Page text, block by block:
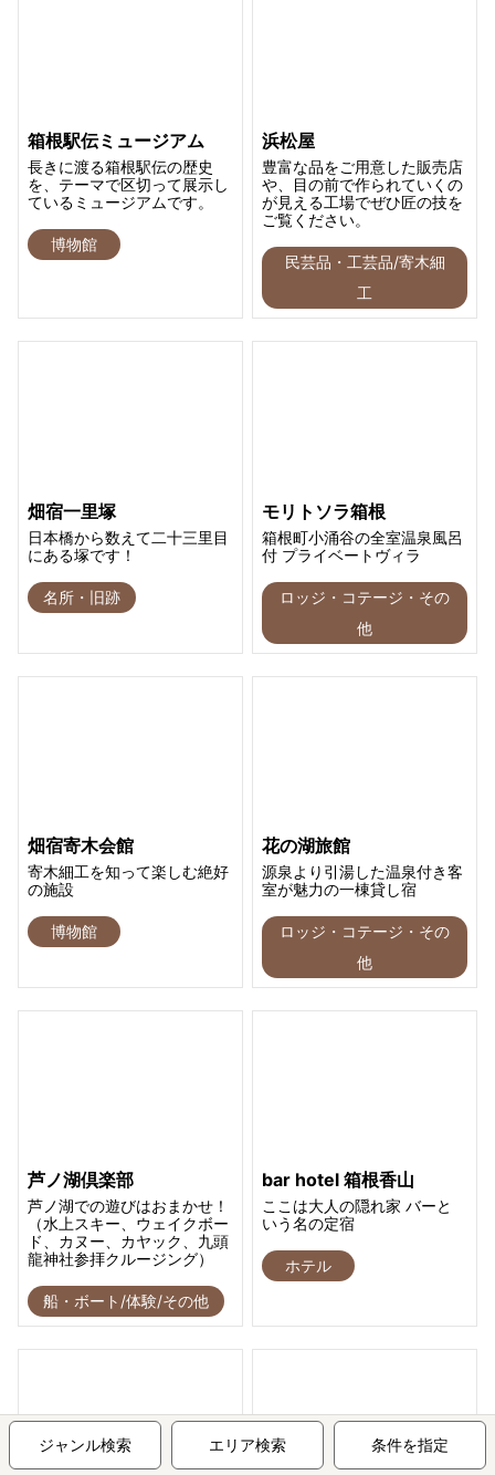
箱根駅伝ミュージアム
長きに渡る箱根駅伝の歴史
を、テーマで区切って展示し
ているミュージアムです。
博物館
浜松屋
豊富な品をご用意した販売店
や、目の前で作られていくの
が見える工場でぜひ匠の技を
ご覧ください。
民芸品・工芸品/寄木細
工
畑宿一里塚
日本橋から数えて二十三里目
にある塚です！
名所・旧跡
モリトソラ箱根
箱根町小涌谷の全室温泉風呂
付 プライベートヴィラ
ロッジ・コテージ・その
他
畑宿寄木会館
寄木細工を知って楽しむ絶好
の施設
博物館
花の湖旅館
源泉より引湯した温泉付き客
室が魅力の一棟貸し宿
ロッジ・コテージ・その
他
芦ノ湖倶楽部
芦ノ湖での遊びはおまかせ！
（水上スキー、ウェイクボー
ド、カヌー、カヤック、九頭
龍神社参拝クルージング）
船・ボート/体験/その他
bar hotel 箱根香山
ここは大人の隠れ家 バーと
いう名の定宿
ホテル
ジャンル検索 エリア検索 条件を指定